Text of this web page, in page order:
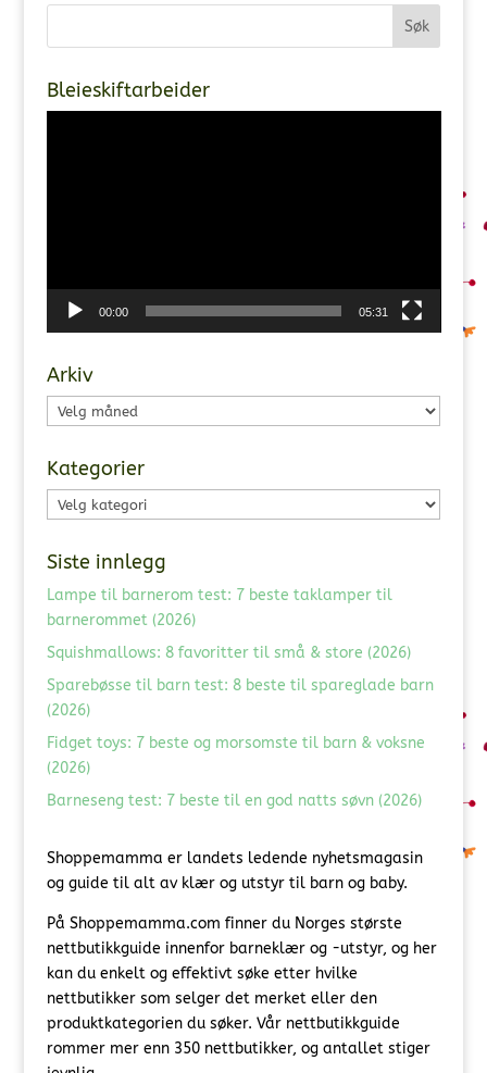
Bleieskiftarbeider
00:00 05:31
Arkiv
Arkiv
Kategorier
Kategorier
Siste innlegg
Lampe til barnerom test: 7 beste taklamper til
barnerommet (2026)
Squishmallows: 8 favoritter til små & store (2026)
Sparebøsse til barn test: 8 beste til spareglade barn
(2026)
Fidget toys: 7 beste og morsomste til barn & voksne
(2026)
Barneseng test: 7 beste til en god natts søvn (2026)
Shoppemamma er landets ledende nyhetsmagasin
og guide til alt av klær og utstyr til barn og baby.
På Shoppemamma.com finner du Norges største
nettbutikkguide innenfor barneklær og -utstyr, og her
kan du enkelt og effektivt søke etter hvilke
nettbutikker som selger det merket eller den
produktkategorien du søker. Vår nettbutikkguide
rommer mer enn 350 nettbutikker, og antallet stiger